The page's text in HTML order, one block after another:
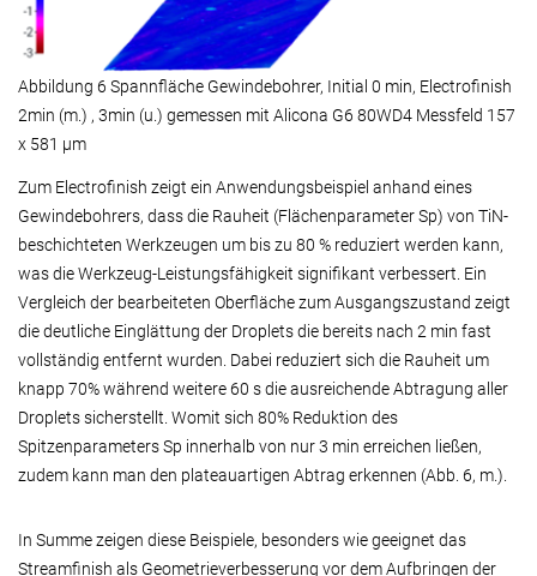
Abbildung 6 Spannfläche Gewindebohrer, Initial 0 min, Electrofinish
2min (m.) , 3min (u.) gemessen mit Alicona G6 80WD4 Messfeld 157
x 581 µm
Zum Electrofinish zeigt ein Anwendungsbeispiel anhand eines
Gewindebohrers, dass die Rauheit (Flächenparameter Sp) von TiN-
beschichteten Werkzeugen um bis zu 80 % reduziert werden kann,
was die Werkzeug-Leistungsfähigkeit signifikant verbessert. Ein
Vergleich der bearbeiteten Oberfläche zum Ausgangszustand zeigt
die deutliche Einglättung der Droplets die bereits nach 2 min fast
vollständig entfernt wurden. Dabei reduziert sich die Rauheit um
knapp 70% während weitere 60 s die ausreichende Abtragung aller
Droplets sicherstellt. Womit sich 80% Reduktion des
Spitzenparameters Sp innerhalb von nur 3 min erreichen ließen,
zudem kann man den plateauartigen Abtrag erkennen (Abb. 6, m.).
In Summe zeigen diese Beispiele, besonders wie geeignet das
Streamfinish als Geometrieverbesserung vor dem Aufbringen der